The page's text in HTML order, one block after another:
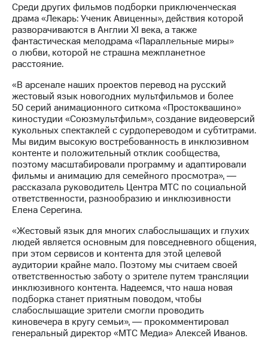
Программа
приобретения
Порядок
выкупа
акций
Дивиденды
облигаций
Описание
Еврооблигации-2023
Уведомление
о
погашении
именных
облигаций
Другое
Регистратор
Реквизиты
Контакты
развитие
деловая этика
На главную
Среди других фильмов подборки приключенческая
драма «Лекарь: Ученик Авиценны», действия которой
разворачиваются в Англии XI века, а также
фантастическая мелодрама «Параллельные миры»
о любви, которой не страшна межпланетное
расстояние.
«В арсенале наших проектов перевод на русский
жестовый язык новогодних мультфильмов и более
50 серий анимационного ситкома «Простоквашино»
киностудии «Союзмультфильм», создание видеоверсий
кукольных спектаклей с сурдопереводом и субтитрами.
Мы видим высокую востребованность в инклюзивном
контенте и положительный отклик сообщества,
поэтому масштабировали программу и адаптировали
фильмы и анимацию для семейного просмотра», ―
рассказала руководитель Центра МТС по социальной
ответственности, разнообразию и инклюзивности
Елена Серегина.
«Жестовый язык для многих слабослышащих и глухих
людей является основным для повседневного общения,
при этом сервисов и контента для этой целевой
аудитории крайне мало. Поэтому мы считаем своей
ответственностью заботу о зрителе путем трансляции
инклюзивного контента. Надеемся, что наша новая
подборка станет приятным поводом, чтобы
слабослышащие зрители смогли проводить
киновечера в кругу семьи», ― прокомментировал
генеральный директор «МТС Медиа» Алексей Иванов.